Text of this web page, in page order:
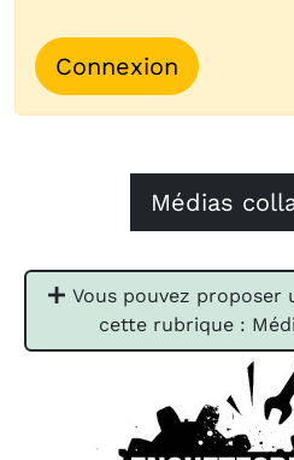
Connexion
Médias
Vous pouvez proposer
cette rubrique :